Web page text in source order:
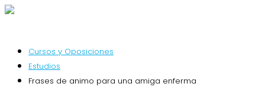
Cursos y Oposiciones
Estudios
Frases de animo para una amiga enferma